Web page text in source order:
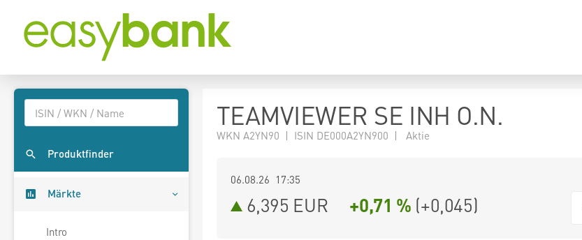
Produktfinder
Märkte
Intro
TEAMVIEWER SE INH O.N.
WKN A2YN90 | ISIN DE000A2YN900 | Aktie
06.08.26 17:35
6,395 EUR +0,71 % (+0,045)